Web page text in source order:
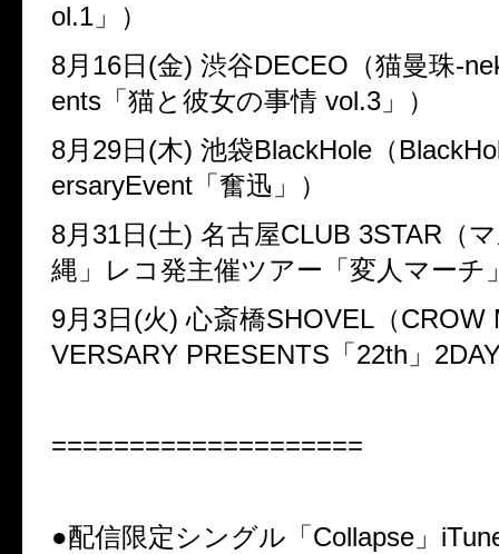
ol.1 」）
8月 16日(金) 渋谷DECEO （猫曼珠-
ents 「猫と彼女の事情 vol.3 」）
8月 29日(木) 池袋BlackHole （
ersaryEvent 「奮迅」）
8月 31日(土) 名古屋CLUB 3STAR （
縄」レコ発主催ツアー「変人マーチ
9月 3日(火) 心斎橋SHOVEL （CROW
VERSARY PRESENTS 「 22th 」
====================
●配信限定シングル「 Collapse 」